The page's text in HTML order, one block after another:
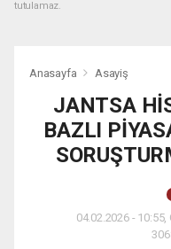
tutulamaz.
Anasayfa Asayiş
JANTSA
BAZLI
04.02.2026 -